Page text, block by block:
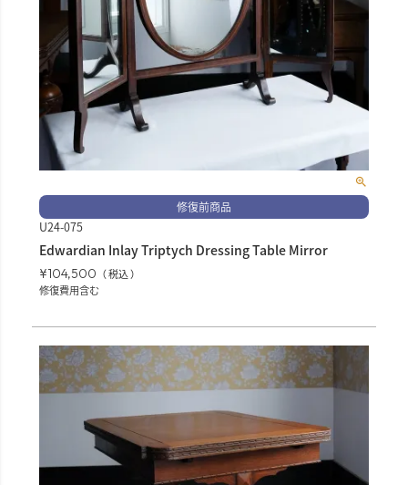
修復前商品
U24-075
Edwardian Inlay Triptych Dressing Table Mirror
¥104,500
税込
修復費用含む